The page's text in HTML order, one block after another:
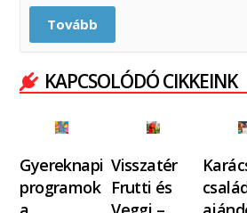
Tovább
KAPCSOLÓDÓ CIKKEINK
Gyereknapi
programok
Visszatér
Frutti és